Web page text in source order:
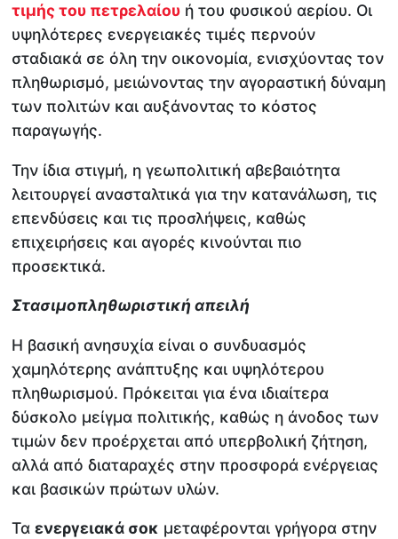
τιμής του πετρελαίου ή του φυσικού αερίου. Οι
υψηλότερες ενεργειακές τιμές περνούν
σταδιακά σε όλη την οικονομία, ενισχύοντας τον
πληθωρισμό, μειώνοντας την αγοραστική δύναμη
των πολιτών και αυξάνοντας το κόστος
παραγωγής.
Την ίδια στιγμή, η γεωπολιτική αβεβαιότητα
λειτουργεί ανασταλτικά για την κατανάλωση, τις
επενδύσεις και τις προσλήψεις, καθώς
επιχειρήσεις και αγορές κινούνται πιο
προσεκτικά.
Στασιμοπληθωριστική απειλή
Η βασική ανησυχία είναι ο συνδυασμός
χαμηλότερης ανάπτυξης και υψηλότερου
πληθωρισμού. Πρόκειται για ένα ιδιαίτερα
δύσκολο μείγμα πολιτικής, καθώς η άνοδος των
τιμών δεν προέρχεται από υπερβολική ζήτηση,
αλλά από διαταραχές στην προσφορά ενέργειας
και βασικών πρώτων υλών.
Ταενεργειακά σοκ μεταφέρονται γρήγορα στην